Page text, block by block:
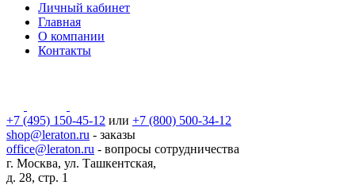
Личный кабинет
Главная
О компании
Контакты
+7 (495) 150-45-12 или +7 (800) 500-34-12
shop@leraton.ru - заказы
office@leraton.ru - вопросы сотрудничества
г. Москва, ул. Ташкентская,
д. 28, стр. 1